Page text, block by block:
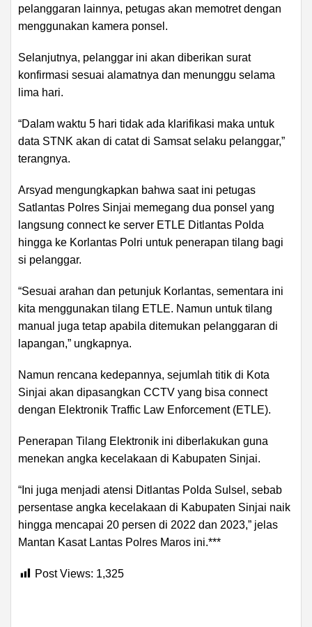
pelanggaran lainnya, petugas akan memotret dengan
menggunakan kamera ponsel.
Selanjutnya, pelanggar ini akan diberikan surat
konfirmasi sesuai alamatnya dan menunggu selama
lima hari.
“Dalam waktu 5 hari tidak ada klarifikasi maka untuk
data STNK akan di catat di Samsat selaku pelanggar,”
terangnya.
Arsyad mengungkapkan bahwa saat ini petugas
Satlantas Polres Sinjai memegang dua ponsel yang
langsung connect ke server ETLE Ditlantas Polda
hingga ke Korlantas Polri untuk penerapan tilang bagi
si pelanggar.
“Sesuai arahan dan petunjuk Korlantas, sementara ini
kita menggunakan tilang ETLE. Namun untuk tilang
manual juga tetap apabila ditemukan pelanggaran di
lapangan,” ungkapnya.
Namun rencana kedepannya, sejumlah titik di Kota
Sinjai akan dipasangkan CCTV yang bisa connect
dengan Elektronik Traffic Law Enforcement (ETLE).
Penerapan Tilang Elektronik ini diberlakukan guna
menekan angka kecelakaan di Kabupaten Sinjai.
“Ini juga menjadi atensi Ditlantas Polda Sulsel, sebab
persentase angka kecelakaan di Kabupaten Sinjai naik
hingga mencapai 20 persen di 2022 dan 2023,” jelas
Mantan Kasat Lantas Polres Maros ini.***
Post Views: 1,325